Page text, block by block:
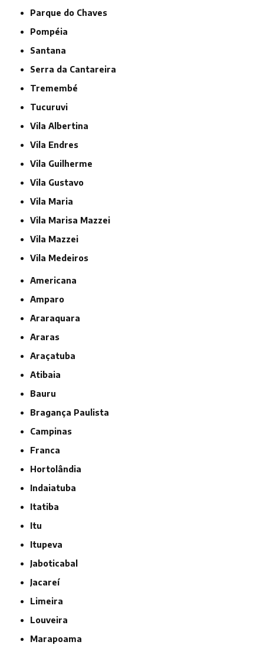
Parque do Chaves
Pompéia
Santana
Serra da Cantareira
Tremembé
Tucuruvi
Vila Albertina
Vila Endres
Vila Guilherme
Vila Gustavo
Vila Maria
Vila Marisa Mazzei
Vila Mazzei
Vila Medeiros
Americana
Amparo
Araraquara
Araras
Araçatuba
Atibaia
Bauru
Bragança Paulista
Campinas
Franca
Hortolândia
Indaiatuba
Itatiba
Itu
Itupeva
Jaboticabal
Jacareí
Limeira
Louveira
Marapoama